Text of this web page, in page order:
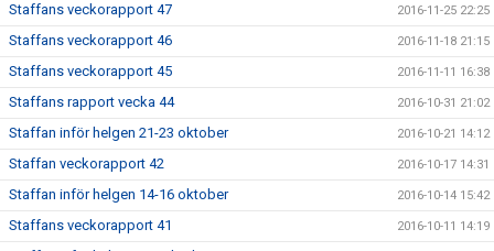
Staffans veckorapport 47 2016-11-25 22:25
Staffans veckorapport 46 2016-11-18 21:15
Staffans veckorapport 45 2016-11-11 16:38
Staffans rapport vecka 44 2016-10-31 21:02
Staffan inför helgen 21-23 oktober 2016-10-21 14:12
Staffan veckorapport 42 2016-10-17 14:31
Staffan inför helgen 14-16 oktober 2016-10-14 15:42
Staffans veckorapport 41 2016-10-11 14:19